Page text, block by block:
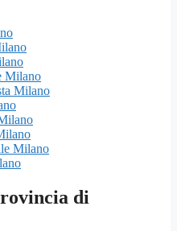
Milano
Milano
Milano
di